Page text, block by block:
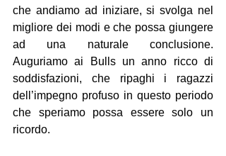
che andiamo ad iniziare, si svolga nel
migliore dei modi e che possa giungere
ad una naturale conclusione.
Auguriamo ai Bulls un anno ricco di
soddisfazioni, che ripaghi i ragazzi
dell’impegno profuso in questo periodo
che speriamo possa essere solo un
ricordo.